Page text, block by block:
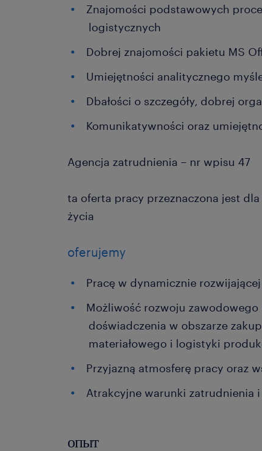
Znajomości podstawowych
logistycznych
Dobrej znajomości pakietu MS
Umiejętności analitycznego
Dbałości o szczegóły, dobrej
Komunikatywności oraz
Agencja zatrudnienia – nr wpisu 47
ta oferta pracy przeznaczona jest
życia
oferujemy
Pracę w dynamicznie
Możliwość rozwoju
doświadczenia w obszarze
materiałowego i logistyki
Przyjazną atmosferę pracy oraz
Atrakcyjne warunki zatrudnienia
опыт